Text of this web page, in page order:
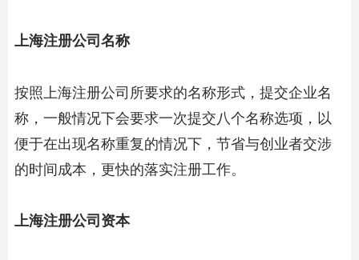
上海注册公司名称
按照上海注册公司所要求的名称形式，提交企业名
称，一般情况下会要求一次提交八个名称选项，以
便于在出现名称重复的情况下，节省与创业者交涉
的时间成本，更快的落实注册工作。
上海注册公司资本